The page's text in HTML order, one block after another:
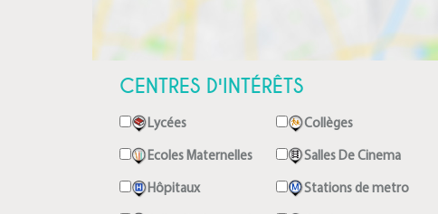
CENTRES D'INTÉRÊTS
Lycées Collèges
Ecoles Maternelles Salles De Cinema
Hôpitaux Stations de metro